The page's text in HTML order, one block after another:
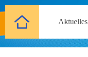
Aktuelles